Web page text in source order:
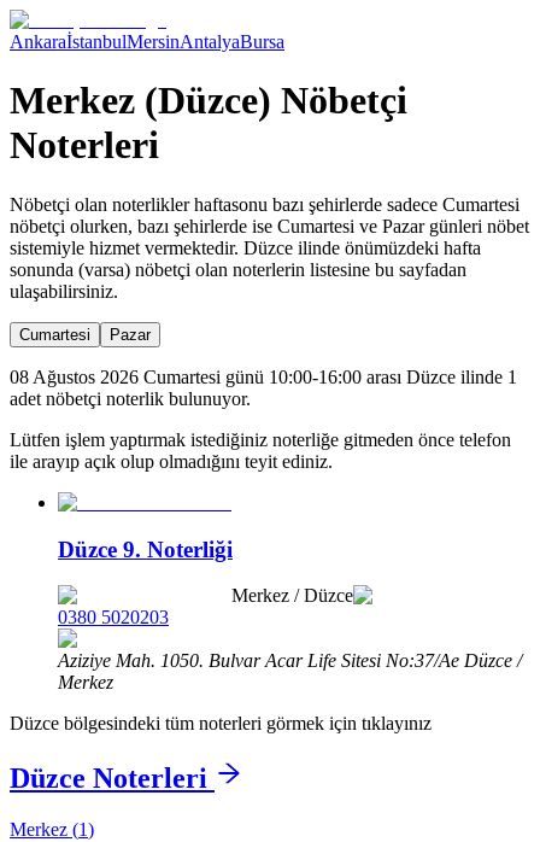
AnkaraİstanbulMersinAntalyaBursa
Merkez (Düzce) Nöbetçi
Noterleri
Nöbetçi olan noterlikler haftasonu bazı şehirlerde sadece Cumartesi
nöbetçi olurken, bazı şehirlerde ise Cumartesi ve Pazar günleri nöbet
sistemiyle hizmet vermektedir. Düzce ilinde önümüzdeki hafta
sonunda (varsa) nöbetçi olan noterlerin listesine bu sayfadan
ulaşabilirsiniz.
Cumartesi Pazar
08 Ağustos 2026 Cumartesi günü 10:00-16:00 arası Düzce ilinde 1
adet nöbetçi noterlik bulunuyor.
Lütfen işlem yaptırmak istediğiniz noterliğe gitmeden önce telefon
ile arayıp açık olup olmadığını teyit ediniz.
Düzce 9. Noterliği
Merkez /Düzce
0380 5020203
Aziziye Mah. 1050. Bulvar Acar Life Sitesi No:37/Ae Düzce /
Merkez
Düzce bölgesindeki tüm noterleri görmek için tıklayınız
Düzce Noterleri
Merkez (1)